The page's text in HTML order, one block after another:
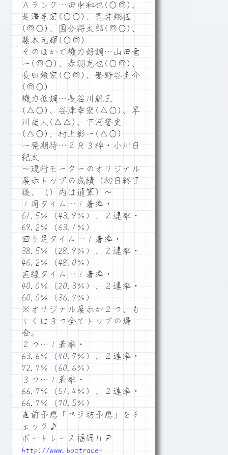
Ａランク…田中和也(○◎)、
是澤孝宏(○○)、荒井翔伍
(◎○)、国分将太郎(◎○)、
藤本元輝(○◎)
そのほかで機力好調…山田竜
一(◎○)、赤羽克也(○◎)、
長田頼宗(○◎)、繁野谷圭介
(◎○)
機力低調…長谷川親王
(△○)、谷津幸宏(△○)、早
川尚人(△△)、下河誉史
(△○)、村上彰一(△○)
一発期待…２Ｒ３枠・小川日
紀太
～現行モーターのオリジナル
展示トップの成績（初日終了
後、（）内は通算）～
１周タイム…１着率・
61.5％（43.9％）、２連率・
69.2％（63.1％）
回り足タイム…１着率・
38.5％（28.9％）、２連率・
46.2％（48.0％）
直線タイム…１着率・
40.0％（20.3％）、２連率・
60.0％（36.7％）
※オリジナル展示が２つ、も
しくは３つ全てトップの場
合。
２つ…１着率・
63.6％（40.7％）、２連率・
72.7％（60.6％）
３つ…１着率・
66.7％（51.4％）、２連率・
66.7％（70.5％）
直前予想「ペラ坊予想」をチ
ェック♪
ボートレース福岡ＨＰ
http://www.boatrace-